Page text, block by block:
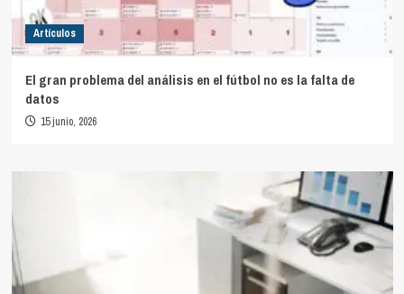
Artículos
El gran problema del análisis en el fútbol no es la falta de
datos
15 junio, 2026